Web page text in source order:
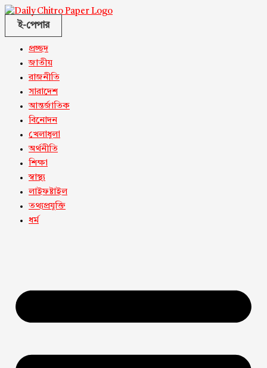
ই-পেপার
প্রচ্ছদ
জাতীয়
রাজনীতি
সারাদেশ
আন্তর্জাতিক
বিনোদন
খেলাধুলা
অর্থনীতি
শিক্ষা
স্বাস্থ্য
লাইফষ্টাইল
তথ্যপ্রযুক্তি
ধর্ম